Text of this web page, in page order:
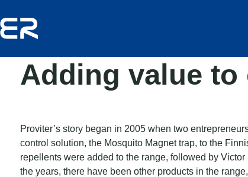
Adding value to
Proviter’s story began in 2005 when two
control solution, the Mosquito Magnet trap, to the
repellents were added to the range, followed by
the years, there have been other products in the